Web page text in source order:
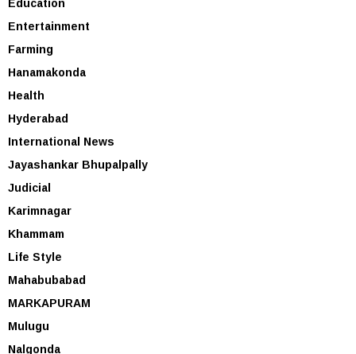
Entertainment
Farming
Hanamakonda
Health
Hyderabad
International News
Jayashankar Bhupalpally
Judicial
Karimnagar
Khammam
Life Style
Mahabubabad
MARKAPURAM
Mulugu
Nalgonda